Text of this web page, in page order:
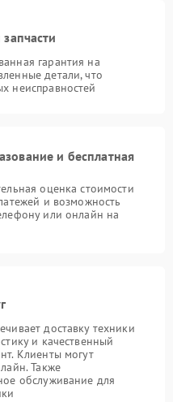
гарантия на
детали, что
неисправностей
и бесплатная
оценка стоимости
и возможность
или онлайн на
доставку техники
и качественный
Клиенты могут
Также
обслуживание для